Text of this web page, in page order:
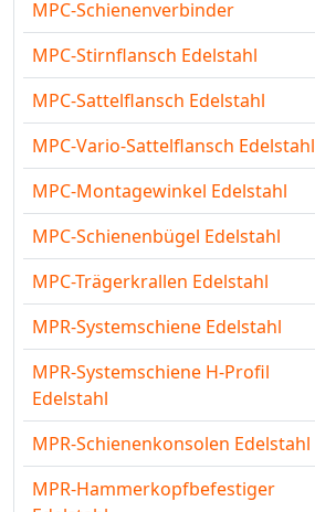
MPC-Schienenverbinder
MPC-Stirnflansch Edelstahl
MPC-Sattelflansch Edelstahl
MPC-Vario-Sattelflansch Edelstahl
MPC-Montagewinkel Edelstahl
MPC-Schienenbügel Edelstahl
MPC-Trägerkrallen Edelstahl
MPR-Systemschiene Edelstahl
MPR-Systemschiene H-Profil
Edelstahl
MPR-Schienenkonsolen Edelstahl
MPR-Hammerkopfbefestiger